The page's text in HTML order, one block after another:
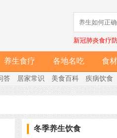
新冠肺炎食疗
养生食疗 各地名吃 食
答 居家常识 美食百科 疾病饮食
冬季养生饮食